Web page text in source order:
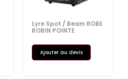
Lyre Spot / Beam ROBE
ROBIN POINTE
Ajouter au devis